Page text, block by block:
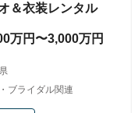
＆衣装レンタル
万円〜3,000万円
ブライダル関連